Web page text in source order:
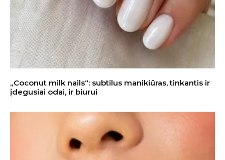
„Coconut milk nails“: subtilus manikiūras, tinkantis ir
įdegusiai odai, ir biurui